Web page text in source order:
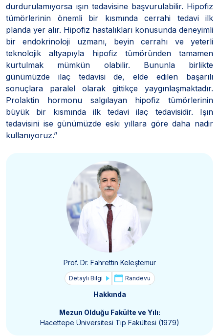
durdurulamıyorsa ışın tedavisine başvurulabilir. Hipofiz
tümörlerinin önemli bir kısmında cerrahi tedavi ilk
planda yer alır. Hipofiz hastalıkları konusunda deneyimli
bir endokrinoloji uzmanı, beyin cerrahı ve yeterli
teknolojik altyapıyla hipofiz tümöründen tamamen
kurtulmak mümkün olabilir. Bununla birlikte
günümüzde ilaç tedavisi de, elde edilen başarılı
sonuçlara paralel olarak gittikçe yaygınlaşmaktadır.
Prolaktin hormonu salgılayan hipofiz tümörlerinin
büyük bir kısmında ilk tedavi ilaç tedavisidir. Işın
tedavisini ise günümüzde eski yıllara göre daha nadir
kullanıyoruz.”
Prof. Dr. Fahrettin Keleştemur
Detaylı Bilgi Randevu
Hakkında
Mezun Olduğu Fakülte ve Yılı:
Hacettepe Üniversitesi Tıp Fakültesi (1979)